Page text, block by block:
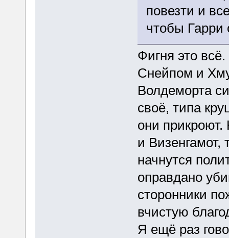
повезти и
чтобы Гарри
Фигня это
Снейпом и
Волдеморта
своё, типа
они прикроют.
и
начнутся
оправдано
сторонники
вчистую
Я ещё раз